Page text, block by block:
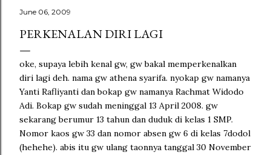
June 06, 2009
PERKENALAN DIRI LAGI
oke, supaya lebih kenal gw, gw bakal memperkenalkan
diri lagi deh. nama gw athena syarifa. nyokap gw namanya
Yanti Rafliyanti dan bokap gw namanya Rachmat Widodo
Adi. Bokap gw sudah meninggal 13 April 2008. gw
sekarang berumur 13 tahun dan duduk di kelas 1 SMP.
Nomor kaos gw 33 dan nomor absen gw 6 di kelas 7dodol
(hehehe). abis itu gw ulang taonnya tanggal 30 November